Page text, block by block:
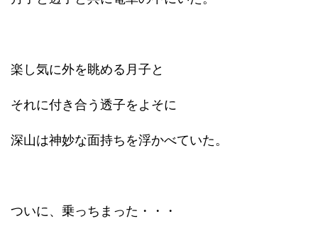
楽し気に外を眺める月子と
それに付き合う透子をよそに
深山は神妙な面持ちを浮かべていた。
ついに、乗っちまった・・・